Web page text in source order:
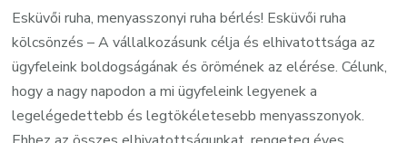
Esküvői ruha, menyasszonyi ruha bérlés! Esküvői ruha
kölcsönzés – A vállalkozásunk célja és elhivatottsága az
ügyfeleink boldogságának és örömének az elérése. Célunk,
hogy a nagy napodon a mi ügyfeleink legyenek a
legelégedettebb és legtökéletesebb menyasszonyok.